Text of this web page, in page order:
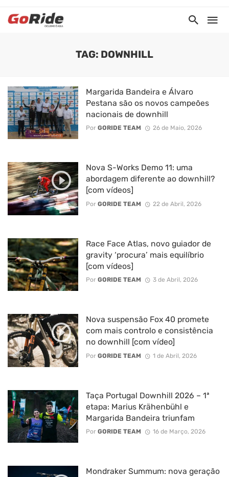
TAG: DOWNHILL
Margarida Bandeira e Álvaro
Pestana são os novos campeões
nacionais de downhill
Por GORIDE TEAM 26 de Maio, 2026
Nova S-Works Demo 11: uma
abordagem diferente ao downhill?
[com vídeos]
Por GORIDE TEAM 22 de Abril, 2026
Race Face Atlas, novo guiador de
gravity ‘procura’ mais equilíbrio
[com vídeos]
Por GORIDE TEAM 3 de Abril, 2026
Nova suspensão Fox 40 promete
com mais controlo e consistência
no downhill [com vídeo]
Por GORIDE TEAM 1 de Abril, 2026
Taça Portugal Downhill 2026 – 1ª
etapa: Marius Krähenbühl e
Margarida Bandeira triunfam
Por GORIDE TEAM 16 de Março, 2026
Mondraker Summum: nova geração